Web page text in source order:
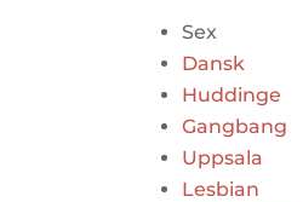
Sex
Dansk
Huddinge
Gangbang
Uppsala
Lesbian